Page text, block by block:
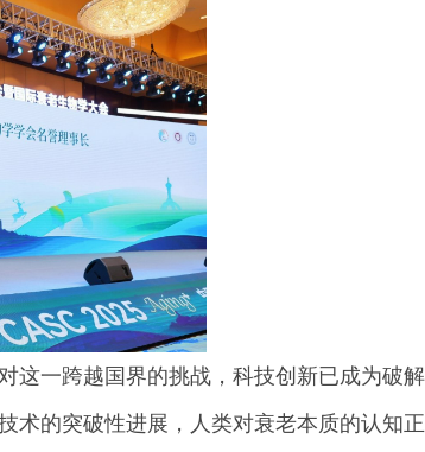
这一跨越国界的挑战，科技创新已成为破
的突破性进展，人类对衰老本质的认知正